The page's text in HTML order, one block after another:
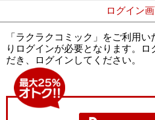
ログイン
「ラクラクコミック」をご利用
りログインが必要となります。ロ
だき、ログインしてください。